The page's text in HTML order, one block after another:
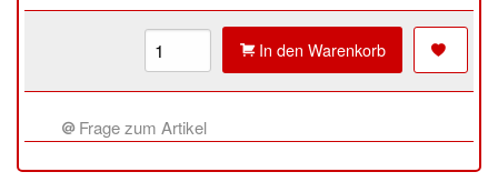
In den Warenkorb
Frage zum Artikel